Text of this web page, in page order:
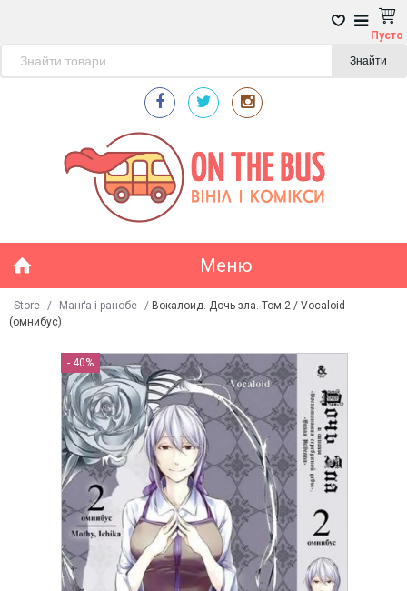
Пусто
Знайти
Меню
Store / Манґа і ранобе / Вокалоид. Дочь зла. Том 2 / Vocaloid
(омнибус)
- 40%